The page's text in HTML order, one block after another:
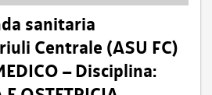
sanitaria
Centrale (ASU FC)
– Disciplina: